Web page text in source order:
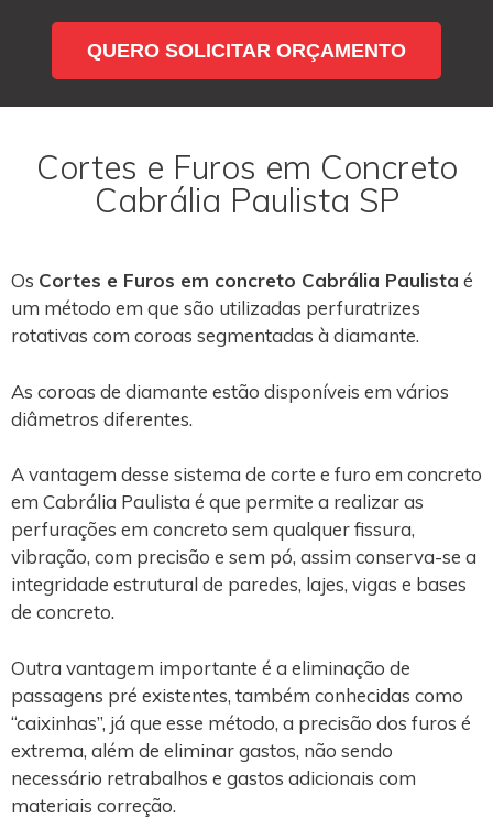
QUERO SOLICITAR ORÇAMENTO
Cortes e Furos em Concreto
Cabrália Paulista SP
Os Cortes e Furos em concreto Cabrália Paulista é
um método em que são utilizadas perfuratrizes
rotativas com coroas segmentadas à diamante.
As coroas de diamante estão disponíveis em vários
diâmetros diferentes.
A vantagem desse sistema de corte e furo em concreto
em Cabrália Paulista é que permite a realizar as
perfurações em concreto sem qualquer fissura,
vibração, com precisão e sem pó, assim conserva-se a
integridade estrutural de paredes, lajes, vigas e bases
de concreto.
Outra vantagem importante é a eliminação de
passagens pré existentes, também conhecidas como
“caixinhas”, já que esse método, a precisão dos furos é
extrema, além de eliminar gastos, não sendo
necessário retrabalhos e gastos adicionais com
materiais correção.